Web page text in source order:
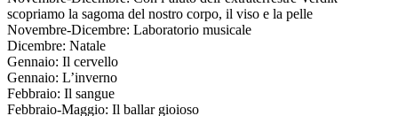
scopriamo la sagoma del nostro corpo, il viso e la pelle
Novembre-Dicembre: Laboratorio musicale
Dicembre: Natale
Gennaio: Il cervello
Gennaio: L’inverno
Febbraio: Il sangue
Febbraio-Maggio: Il ballar gioioso